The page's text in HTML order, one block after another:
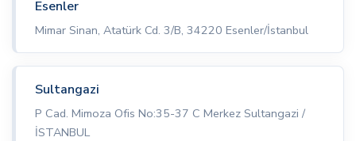
Esenler
Mimar Sinan, Atatürk Cd. 3/B, 34220 Esenler/İstanbul
Sultangazi
P Cad. Mimoza Ofis No:35-37 C Merkez Sultangazi /
İSTANBUL